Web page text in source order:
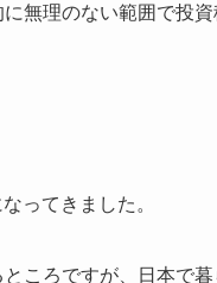
無理のない範囲で投
ってきました。
ころですが、日本で